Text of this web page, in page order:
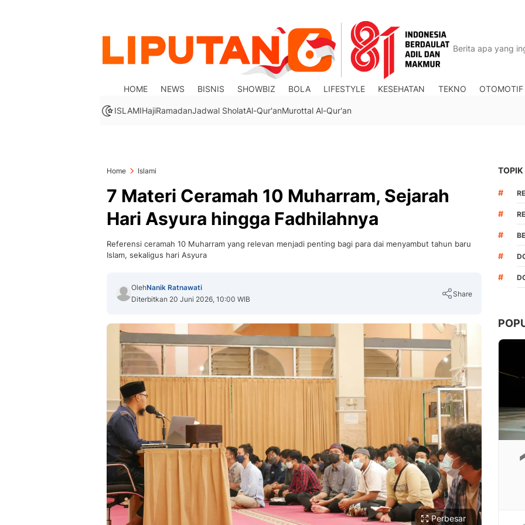
HOME NEWS BISNIS SHOWBIZ BOLA LIFESTYLE KESEHATAN TEKNO OTOMOTIF
ISLAMIHajiRamadanJadwal SholatAl-Qur'anMurottal Al-Qur'an
Home Islami
7 Materi Ceramah 10 Muharram, Sejarah
Hari Asyura hingga Fadhilahnya
Referensi ceramah 10 Muharram yang relevan menjadi penting bagi para dai menyambut tahun baru
Islam, sekaligus hari Asyura
OlehNanik Ratnawati
Diterbitkan 20 Juni 2026, 10:00 WIB
Share
Copy Link
Perbesar
TOPIK
#
#
#
#
#